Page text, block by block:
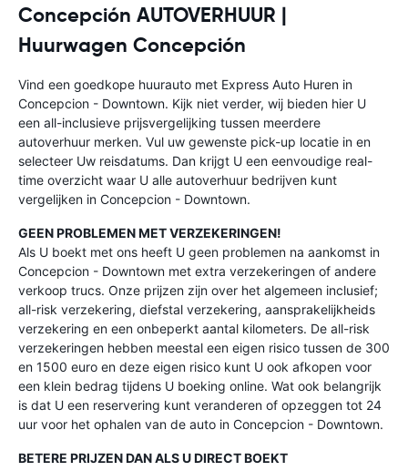
Concepción AUTOVERHUUR |
Huurwagen Concepción
Vind een goedkope huurauto met Express Auto Huren in
Concepcion - Downtown. Kijk niet verder, wij bieden hier U
een all-inclusieve prijsvergelijking tussen meerdere
autoverhuur merken. Vul uw gewenste pick-up locatie in en
selecteer Uw reisdatums. Dan krijgt U een eenvoudige real-
time overzicht waar U alle autoverhuur bedrijven kunt
vergelijken in Concepcion - Downtown.
GEEN PROBLEMEN MET VERZEKERINGEN!
Als U boekt met ons heeft U geen problemen na aankomst in
Concepcion - Downtown met extra verzekeringen of andere
verkoop trucs. Onze prijzen zijn over het algemeen inclusief;
all-risk verzekering, diefstal verzekering, aansprakelijkheids
verzekering en een onbeperkt aantal kilometers. De all-risk
verzekeringen hebben meestal een eigen risico tussen de 300
en 1500 euro en deze eigen risico kunt U ook afkopen voor
een klein bedrag tijdens U boeking online. Wat ook belangrijk
is dat U een reservering kunt veranderen of opzeggen tot 24
uur voor het ophalen van de auto in Concepcion - Downtown.
BETERE PRIJZEN DAN ALS U DIRECT BOEKT